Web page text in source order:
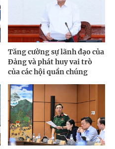
Tăng cường sự lãnh đạo của
Đảng và phát huy vai trò
của các hội quần chúng